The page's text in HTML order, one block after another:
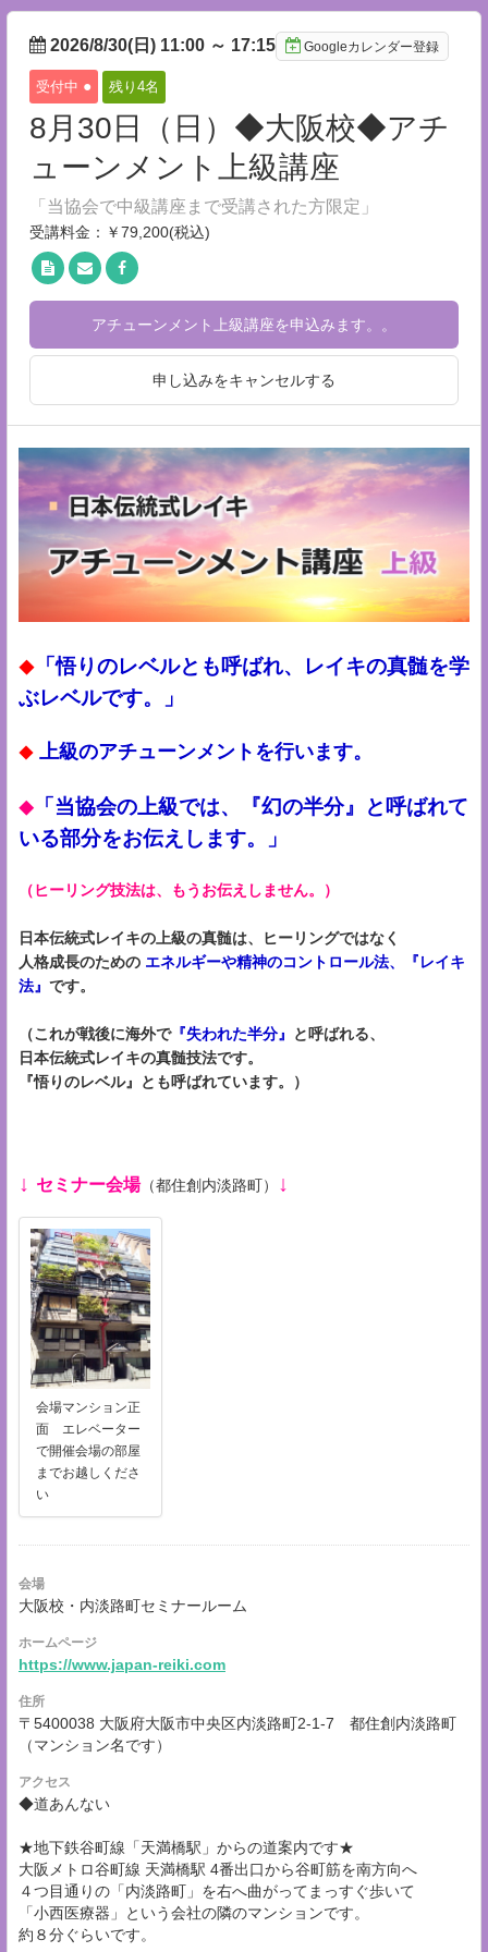
2026/8/30(日) 11:00 ～ 17:15 Googleカレンダー登録
受付中 ● 残り4名
8月30日（日）◆大阪校◆アチ
ューンメント上級講座
「当協会で中級講座まで受講された方限定」
受講料金：￥79,200(税込)
アチューンメント上級講座を申込みます。。
申し込みをキャンセルする
◆
「悟りのレベルとも呼ばれ、レイキの真髄を学
ぶレベルです。」
◆ 上級のアチューンメントを行います。
◆
「当協会の上級では、『幻の半分』と呼ばれて
いる部分をお伝えします。」
（ヒーリング技法は、もうお伝えしません。）
日本伝統式レイキの上級の真髄は、ヒーリングではなく
人格成長のための エネルギーや精神のコントロール法、『レイキ
法』 です。
（これが戦後に海外で『失われた半分』
と呼ばれる、
日本伝統式レイキの真髄技法です。
『悟りのレベル』とも呼ばれています。）
↓ セミナー会場（都住創内淡路町） ↓
会場マンション正
面 エレベーター
で開催会場の部屋
までお越しくださ
い
会場
大阪校・内淡路町セミナールーム
ホームページ
https://www.japan-reiki.com
住所
〒5400038 大阪府大阪市中央区内淡路町2-1-7 都住創内淡路町
（マンション名です）
アクセス
◆道あんない
★地下鉄谷町線「天満橋駅」からの道案内です★
大阪メトロ谷町線 天満橋駅 4番出口から谷町筋を南方向へ
４つ目通りの「内淡路町」を右へ曲がってまっすぐ歩いて
「小西医療器」という会社の隣のマンションです。
約８分ぐらいです。